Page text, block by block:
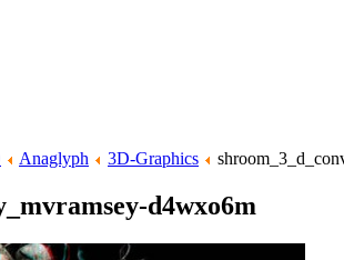
Anaglyph 3D-Graphics
d4wxo6m